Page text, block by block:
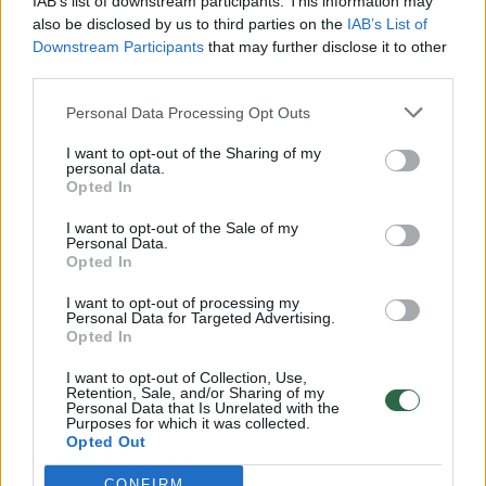
also be disclosed by us to third parties on the IAB’s List of
Downstream Participants that may further disclose it to other
Personal Data Processing Opt Outs
I want to opt-out of the Sharing of my
personal data.
Opted In
I want to opt-out of the Sale of my
Personal Data.
Opted In
I want to opt-out of processing my
Personal Data for Targeted Advertising.
Opted In
I want to opt-out of Collection, Use,
Retention, Sale, and/or Sharing of my
Personal Data that Is Unrelated with the
Purposes for which it was collected.
Opted Out
vaiko gyvybių išgelbėti nepavyko
Žinios | Lietuvos diena
00:00:57
Savaitės vidurys nusimato karštas: temperatūra kils iki
32 laipsnių šilumos
Žinios | Orai
Nufilmavo, kaip patvino Vilniaus Vakarinis aplinkkelis:
Žinios | Lietuvos diena
00:00:55
Avarija Vilniuje: į stotelę įsirėžęs automobilis sužalojo
dvi moteris